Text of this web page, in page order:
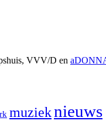
VVV/D en
muzieknieuws